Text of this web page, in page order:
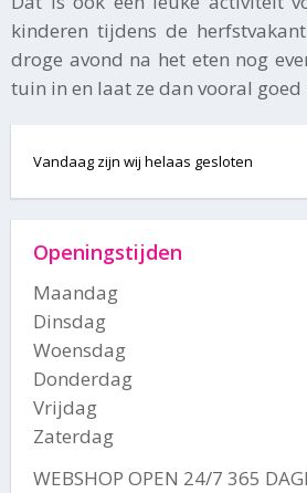
kinderen tijdens de
droge avond na het eten nog
tuin in en laat ze dan vooral
Vandaag zijn wij helaas gesloten
Openingstijden
Maandag
Dinsdag
Woensdag
Donderdag
Vrijdag
Zaterdag
WEBSHOP OPEN 24/7 365